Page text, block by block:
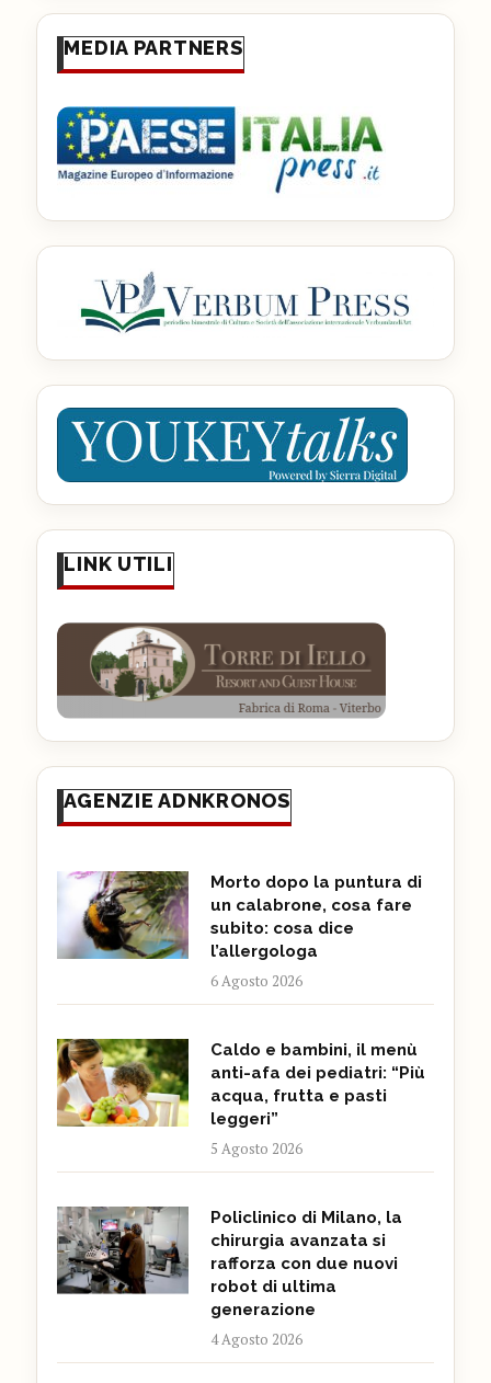
MEDIA PARTNERS
LINK UTILI
AGENZIE ADNKRONOS
Morto dopo la puntura di
un calabrone, cosa fare
subito: cosa dice
l’allergologa
6 Agosto 2026
Caldo e bambini, il menù
anti-afa dei pediatri: “Più
acqua, frutta e pasti
leggeri”
5 Agosto 2026
Policlinico di Milano, la
chirurgia avanzata si
rafforza con due nuovi
robot di ultima
generazione
4 Agosto 2026